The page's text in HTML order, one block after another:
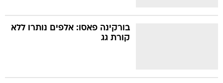
בורקינה פאסו: אלפים נותרו ללא
קורת גג